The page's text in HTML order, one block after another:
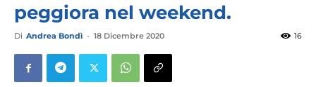
peggiora nel weekend.
Di Andrea Bondì - 18 Dicembre 2020 16